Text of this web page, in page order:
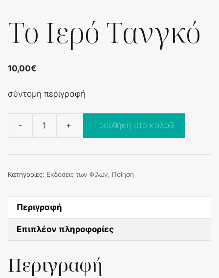
Το Ιερό Τανγκό
10,00€
σύντομη περιγραφή
-
Τανγκό
ποσότητα
+ Προσθήκη στο καλάθι
Κατηγορίες: Εκδόσεις των Φίλων, Ποίηση
Περιγραφή
Επιπλέον πληροφορίες
Περιγραφή